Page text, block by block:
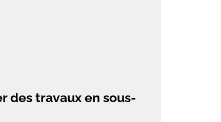
des travaux en sous-